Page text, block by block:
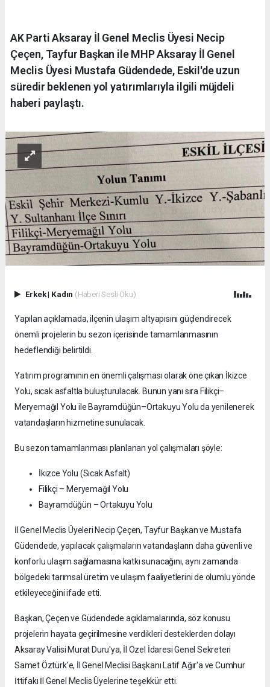
AK Parti Aksaray İl Genel Meclis Üyesi Necip
Çeçen, Tayfur Başkan ile MHP Aksaray İl Genel
Meclis Üyesi Mustafa Güdendede, Eskil'de uzun
süredir beklenen yol yatırımlarıyla ilgili müjdeli
haberi paylaştı.
Erkek| Kadın (Haberi Sesli Oku)
Yapılan açıklamada, ilçenin ulaşım altyapısını güçlendirecek
önemli projelerin bu sezon içerisinde tamamlanmasının
hedeflendiği belirtildi.
Yatırım programının en önemli çalışması olarak öne çıkan İkizce
Yolu, sıcak asfaltla buluşturulacak. Bunun yanı sıra Filikçi–
Meryemağıl Yolu ile Bayramdüğün–Ortakuyu Yolu da yenilenerek
vatandaşların hizmetine sunulacak.
Bu sezon tamamlanması planlanan yol çalışmaları şöyle:
İkizce Yolu (Sıcak Asfalt)
Filikçi – Meryemağıl Yolu
Bayramdüğün – Ortakuyu Yolu
İl Genel Meclis Üyeleri Necip Çeçen, Tayfur Başkan ve Mustafa
Güdendede, yapılacak çalışmaların vatandaşların daha güvenli ve
konforlu ulaşım sağlamasına katkı sunacağını, aynı zamanda
bölgedeki tarımsal üretim ve ulaşım faaliyetlerini de olumlu yönde
etkileyeceğini ifade etti.
Başkan, Çeçen ve Güdendede açıklamalarında, söz konusu
projelerin hayata geçirilmesine verdikleri desteklerden dolayı
Aksaray Valisi Murat Duru'ya, İl Özel İdaresi Genel Sekreteri
Samet Öztürk'e, İl Genel Meclisi Başkanı Latif Ağır'a ve Cumhur
İttifakı İl Genel Meclis Üyelerine teşekkür etti.